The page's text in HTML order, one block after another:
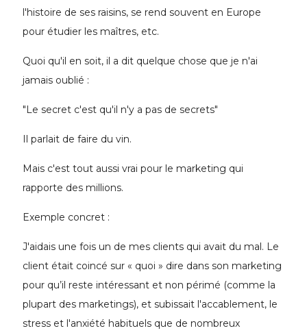
l'histoire de ses raisins, se rend souvent en Europe
pour étudier les maîtres, etc.
Quoi qu'il en soit, il a dit quelque chose que je n'ai
jamais oublié :
"Le secret c'est qu'il n'y a pas de secrets"
Il parlait de faire du vin.
Mais c'est tout aussi vrai pour le marketing qui
rapporte des millions.
Exemple concret :
J'aidais une fois un de mes clients qui avait du mal. Le
client était coincé sur « quoi » dire dans son marketing
pour qu’il reste intéressant et non périmé (comme la
plupart des marketings), et subissait l'accablement, le
stress et l'anxiété habituels que de nombreux